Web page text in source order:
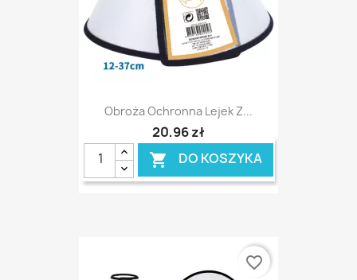
Obroża Ochronna Lejek Z...
20,96 zł
 DO KOSZYKA
favorite_border